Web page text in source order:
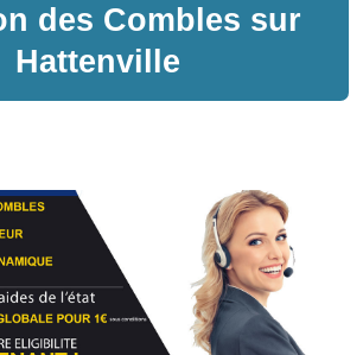
des Combles sur
Hattenville